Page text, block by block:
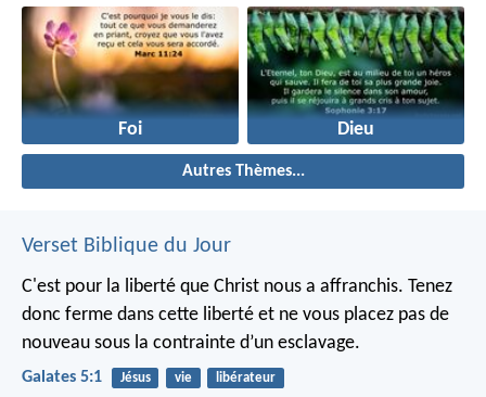
Foi Dieu
Autres Thèmes...
Verset Biblique du Jour
C'est pour la liberté que Christ nous a affranchis. Tenez
donc ferme dans cette liberté et ne vous placez pas de
nouveau sous la contrainte d’un esclavage.
Galates 5:1 Jésus vie libérateur